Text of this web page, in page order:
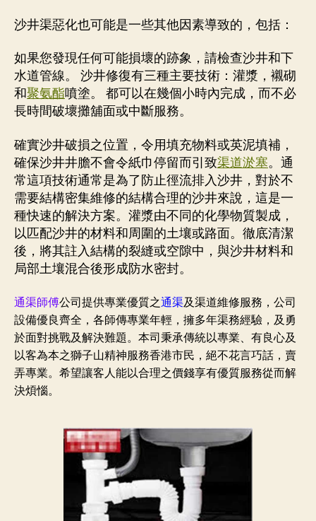
沙井渠惡化也可能是一些其他因素導致的，包括：
如果您發現任何可能損壞的跡象，請檢查沙井和下
水道管線。 沙井修復有三種主要技術：灌漿，襯砌
和聚氨酯噴塗。 都可以在幾個小時內完成，而不必
長時間破壞攤舖面或中斷服務。
確實沙井破損之位置，令用填充物料或英泥填補，
確保沙井井膽不會令紙巾停留而引致渠道淤塞。通
常這項技術通常是為了防​​止徑流排入沙井，對於不
需要結構密集維修的結構合理的沙井來說，這是一
種快速的解決方案。灌漿由不同的化學物質製成，
以匹配沙井的材料和周圍的土壤或路面。徹底清潔
後，將其註入結構的裂縫或空隙中，與沙井材料和
局部土壤混合後形成防水密封。
通渠師傅公司提供專業優質之通渠及渠道維修服務，公司
設備優良齊全，各師傳專業年輕，擁多年渠務經驗，及勇
於面對挑戰及解決難題。本司秉承傳統以專業、有良心及
以客為本之獅子山精神服務香港市民，絕不花言巧話，賣
弄專業。希望讓客人能以合理之價錢享有優質服務從而解
決煩惱。